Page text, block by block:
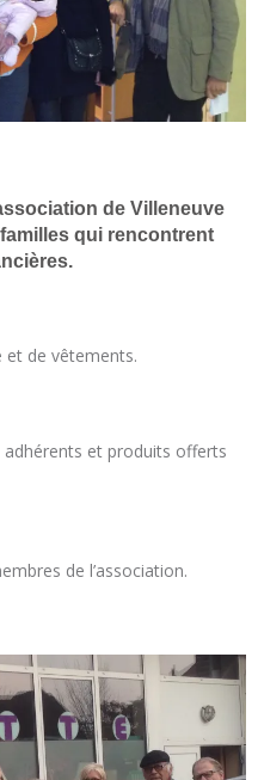
de Villeneuve
qui rencontrent
et de vêtements.
et produits offerts
de l’association.